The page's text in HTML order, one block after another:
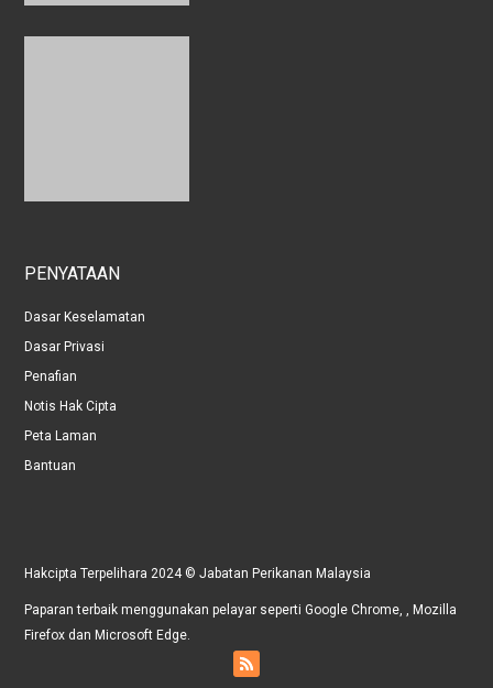
PENYATAAN
Dasar Keselamatan
Dasar Privasi
Penafian
Notis Hak Cipta
Peta Laman
Bantuan
Hakcipta Terpelihara 2024 ©️ Jabatan Perikanan Malaysia
Paparan terbaik menggunakan pelayar seperti Google Chrome, , Mozilla
Firefox dan Microsoft Edge.